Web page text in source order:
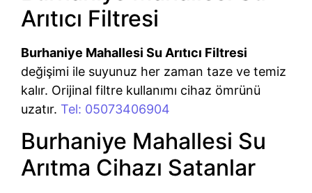
Arıtıcı Filtresi
Burhaniye Mahallesi Su Arıtıcı Filtresi
değişimi ile suyunuz her zaman taze ve temiz
kalır. Orijinal filtre kullanımı cihaz ömrünü
uzatır. Tel: 05073406904
Burhaniye Mahallesi Su
Arıtma Cihazı Satanlar